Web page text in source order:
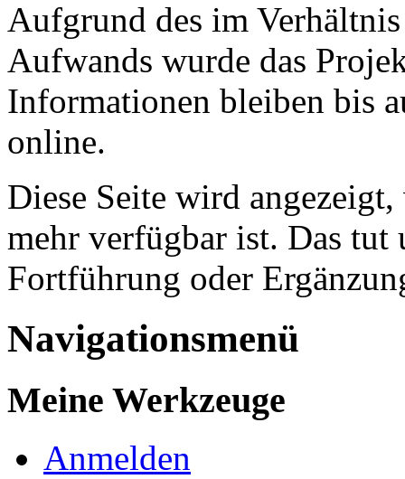
Aufgrund des im
Aufwands wurde das
Informationen bleiben bis
online.
Diese Seite wird
mehr verfügbar ist. Das tut
Fortführung oder
Navigationsmenü
Meine Werkzeuge
Anmelden